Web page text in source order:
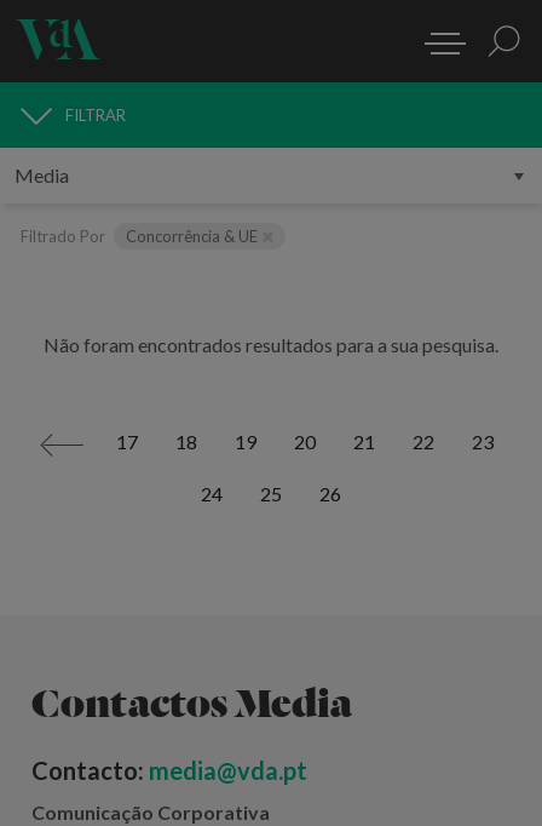
MEDIA
FILTRAR
Filtrado Por Concorrência & UE
Não foram encontrados resultados para a sua pesquisa.
< 17 18 19 20 21 22 23
24 25 26
Contactos Media
Contacto: media@vda.pt
Comunicação Corporativa